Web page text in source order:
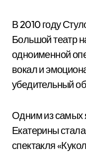
В 2010 году
Большой театр
одноименной
вокал и
убедительный
Одним из самых
Екатерины
спектакля